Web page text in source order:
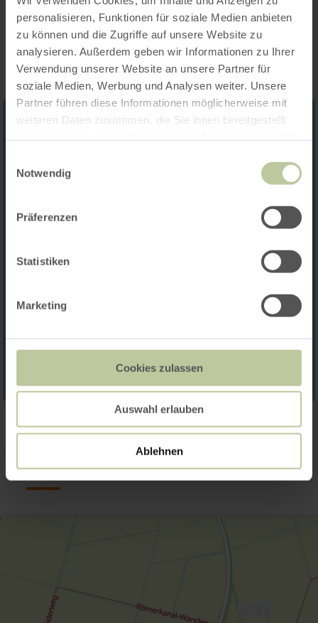
personalisieren, Funktionen für soziale Medien anbieten
zu können und die Zugriffe auf unsere Website zu
analysieren. Außerdem geben wir Informationen zu Ihrer
Verwendung unserer Website an unsere Partner für
soziale Medien, Werbung und Analysen weiter. Unsere
Partner führen diese Informationen möglicherweise mit
weiteren Daten zusammen, die Sie ihnen bereitgestellt
Notwendig
Präferenzen
Statistiken
Marketing
Cookies zulassen
Auswahl erlauben
Ablehnen
Impressies
Contact